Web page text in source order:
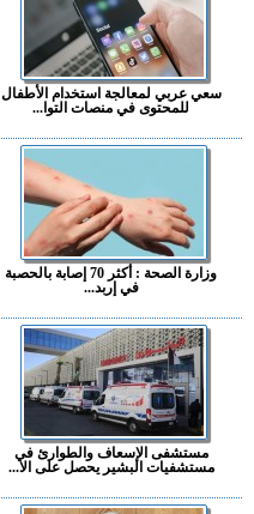
سعي عربي لمعالجة استخدام الأطفال
للمحتوى في منصات التوا...
وزارة الصحة : أكثر 70 إصابة بالحصبة
في إربد...
مستشفى الإسعاف والطوارئ في
مستشفيات البشير يحصل على الا...